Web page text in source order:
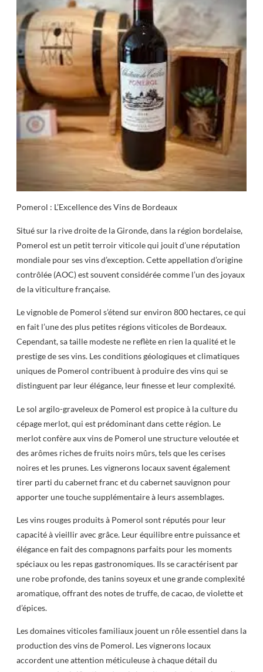
Pomerol : L’Excellence des Vins de Bordeaux
Situé sur la rive droite de la Gironde, dans la région bordelaise,
Pomerol est un petit terroir viticole qui jouit d’une réputation
mondiale pour ses vins d’exception. Cette appellation d’origine
contrôlée (AOC) est souvent considérée comme l’un des joyaux
de la viticulture française.
Le vignoble de Pomerol s’étend sur environ 800 hectares, ce qui
en fait l’une des plus petites régions viticoles de Bordeaux.
Cependant, sa taille modeste ne reflète en rien la qualité et le
prestige de ses vins. Les conditions géologiques et climatiques
uniques de Pomerol contribuent à produire des vins qui se
distinguent par leur élégance, leur finesse et leur complexité.
Le sol argilo-graveleux de Pomerol est propice à la culture du
cépage merlot, qui est prédominant dans cette région. Le
merlot confère aux vins de Pomerol une structure veloutée et
des arômes riches de fruits noirs mûrs, tels que les cerises
noires et les prunes. Les vignerons locaux savent également
tirer parti du cabernet franc et du cabernet sauvignon pour
apporter une touche supplémentaire à leurs assemblages.
Les vins rouges produits à Pomerol sont réputés pour leur
capacité à vieillir avec grâce. Leur équilibre entre puissance et
élégance en fait des compagnons parfaits pour les moments
spéciaux ou les repas gastronomiques. Ils se caractérisent par
une robe profonde, des tanins soyeux et une grande complexité
aromatique, offrant des notes de truffe, de cacao, de violette et
d’épices.
Les domaines viticoles familiaux jouent un rôle essentiel dans la
production des vins de Pomerol. Les vignerons locaux
accordent une attention méticuleuse à chaque détail du